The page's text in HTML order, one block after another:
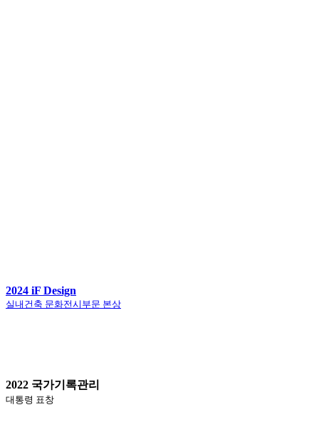
2024 iF Design
실내건축 문화전시부문 본상
2022 국가기록관리
대통령 표창